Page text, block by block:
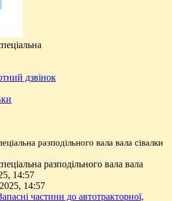
дзвінок
разподільного вала вала сівалки
разподільного вала вала
14:57
14:57
частини до автотракторної,